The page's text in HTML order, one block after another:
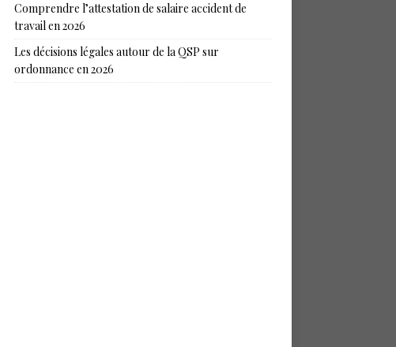
Comprendre l’attestation de salaire accident de
travail en 2026
Les décisions légales autour de la QSP sur
ordonnance en 2026